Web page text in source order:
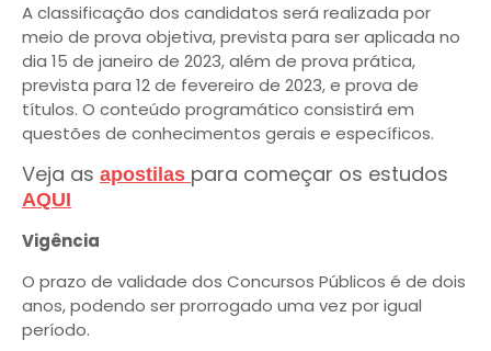
A classificação dos candidatos será realizada por
meio de prova objetiva, prevista para ser aplicada no
dia 15 de janeiro de 2023, além de prova prática,
prevista para 12 de fevereiro de 2023, e prova de
títulos. O conteúdo programático consistirá em
questões de conhecimentos gerais e específicos.
Veja as apostilas para começar os estudos
AQUI
Vigência
O prazo de validade dos Concursos Públicos é de dois
anos, podendo ser prorrogado uma vez por igual
período.